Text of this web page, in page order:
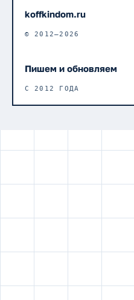
koffkindom.ru
© 2012–2026
Пишем и обновляем
С 2012 ГОДА